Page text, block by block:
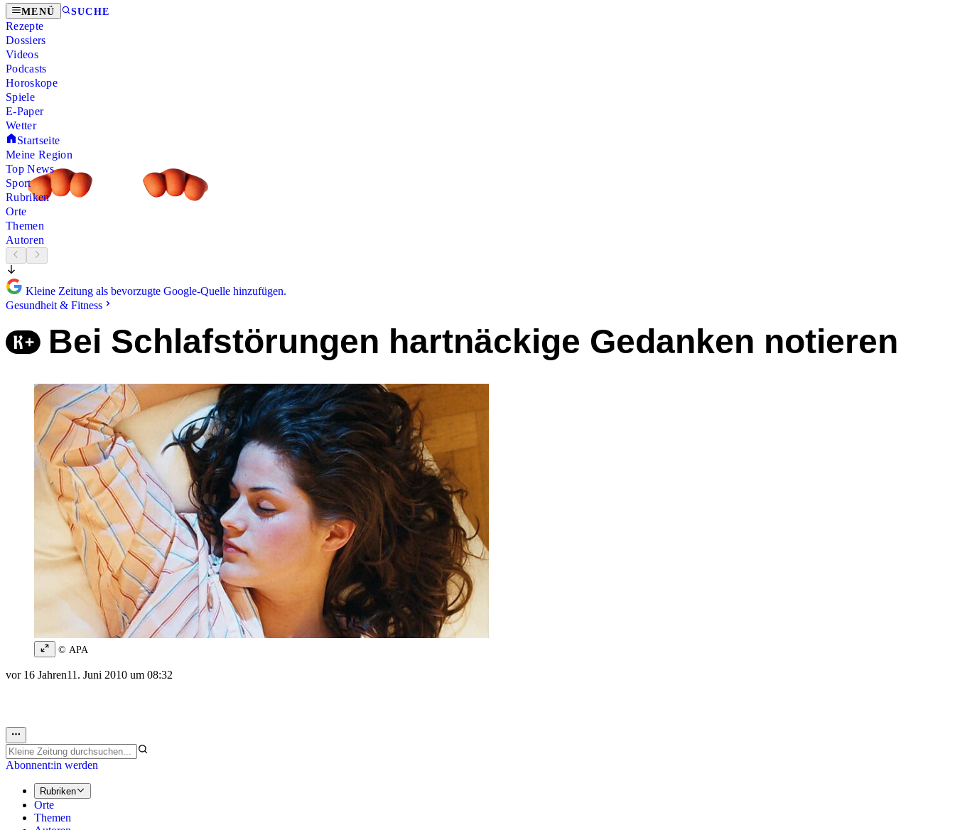
MENÜ SUCHE
Rezepte
Dossiers
Videos
Podcasts
Horoskope
Spiele
E-Paper
Wetter
Startseite
Meine Region
Top News
Sport
Rubriken
Orte
Themen
Autoren
Kleine Zeitung als bevorzugte Google-Quelle hinzufügen.
Gesundheit & Fitness
Bei Schlafstörungen hartnäckige Gedanken notieren
© APA
vor 16 Jahren11. Juni 2010 um 08:32
Abonnent:in werden
Rubriken
Orte
Themen